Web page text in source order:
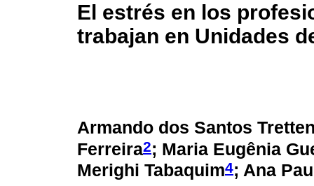
El estrés en los
trabajan en Unidades
Armando dos Santos
Ferreira2; Maria Eugênia
Merighi Tabaquim4; Ana